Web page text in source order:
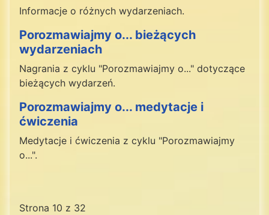
Informacje o różnych wydarzeniach.
Porozmawiajmy o... bieżących
wydarzeniach
Nagrania z cyklu "Porozmawiajmy o..." dotyczące
bieżących wydarzeń.
Porozmawiajmy o... medytacje i
ćwiczenia
Medytacje i ćwiczenia z cyklu "Porozmawiajmy
o...".
Strona 10 z 32